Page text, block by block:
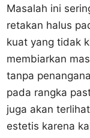
Masalah ini
retakan halus
kuat yang tidak
membiarkan
tanpa
pada rangka
juga akan
estetis karena